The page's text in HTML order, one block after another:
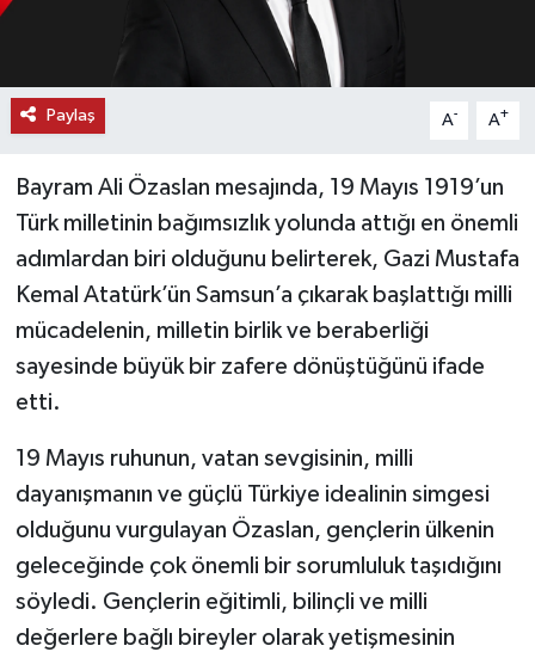
Paylaş A- A+
Bayram Ali Özaslan mesajında, 19 Mayıs 1919’un
Türk milletinin bağımsızlık yolunda attığı en önemli
adımlardan biri olduğunu belirterek, Gazi Mustafa
Kemal Atatürk’ün Samsun’a çıkarak başlattığı milli
mücadelenin, milletin birlik ve beraberliği
sayesinde büyük bir zafere dönüştüğünü ifade
etti.
19 Mayıs ruhunun, vatan sevgisinin, milli
dayanışmanın ve güçlü Türkiye idealinin simgesi
olduğunu vurgulayan Özaslan, gençlerin ülkenin
geleceğinde çok önemli bir sorumluluk taşıdığını
söyledi. Gençlerin eğitimli, bilinçli ve milli
değerlere bağlı bireyler olarak yetişmesinin
TİCARET